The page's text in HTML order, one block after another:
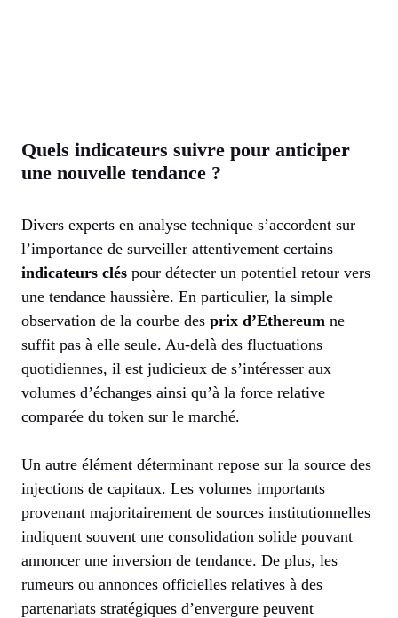
Quels indicateurs suivre pour anticiper
une nouvelle tendance ?
Divers experts en analyse technique s’accordent sur
l’importance de surveiller attentivement certains
indicateurs clés pour détecter un potentiel retour vers
une tendance haussière. En particulier, la simple
observation de la courbe des prix d’Ethereum ne
suffit pas à elle seule. Au-delà des fluctuations
quotidiennes, il est judicieux de s’intéresser aux
volumes d’échanges ainsi qu’à la force relative
comparée du token sur le marché.
Un autre élément déterminant repose sur la source des
injections de capitaux. Les volumes importants
provenant majoritairement de sources institutionnelles
indiquent souvent une consolidation solide pouvant
annoncer une inversion de tendance. De plus, les
rumeurs ou annonces officielles relatives à des
partenariats stratégiques d’envergure peuvent